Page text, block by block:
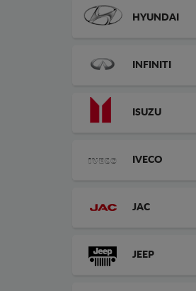
HYUNDAI
INFINITI
ISUZU
IVECO
JAC
JEEP